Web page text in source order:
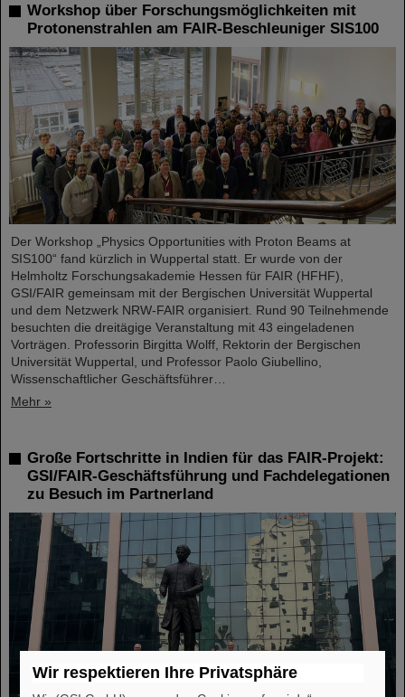
Workshop über Forschungsmöglichkeiten mit
Protonenstrahlen am FAIR-Beschleuniger SIS100
Der Workshop „Physics Opportunities with Proton Beams at
SIS100“ fand kürzlich in Wuppertal statt. Er wurde von der
Helmholtz Forschungsakademie Hessen für FAIR (HFHF),
GSI/FAIR gemeinsam mit der Bergischen Universität Wuppertal
und dem Netzwerk NRW-FAIR organisiert. Rund 90 Teilnehmende
besuchten die dreitägige Veranstaltung mit 43 eingeladenen
Vorträgen. Professorin Birgitta Wolff, Rektorin der Bergischen
Universität Wuppertal, und Professor Paolo Giubellino,
Wissenschaftlicher Geschäftsführer…
Mehr »
Große Fortschritte in Indien für das FAIR-Projekt:
GSI/FAIR-Geschäftsführung und Fachdelegationen
zu Besuch im Partnerland
Wir respektieren Ihre Privatsphäre